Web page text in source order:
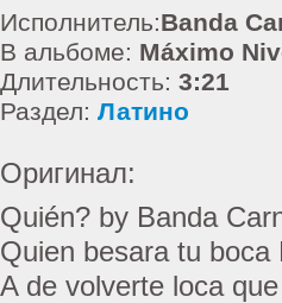
Исполнитель:Banda
В альбоме: Máximo
Длительность: 3:21
Раздел: Латино
Оригинал:
Quién? by Banda
Quien besara tu boca
A de volverte loca